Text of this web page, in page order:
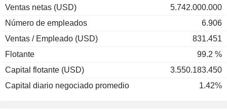
Ventas netas (USD)
5.742.000.000
Número de empleados
6.906
Ventas / Empleado (USD)
831.451
Flotante
99.2 %
Capital flotante (USD)
3.550.183.450
Capital diario negociado promedio
1.42%